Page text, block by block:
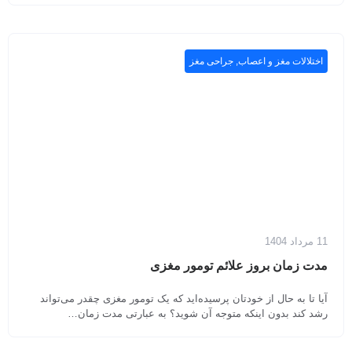
اختلالات مغز و اعصاب, جراحی مغز
11 مرداد 1404
مدت زمان بروز علائم تومور مغزی
آیا تا به حال از خودتان پرسیده‌اید که یک تومور مغزی چقدر می‌تواند
رشد کند بدون اینکه متوجه آن شوید؟ به عبارتی مدت زمان…